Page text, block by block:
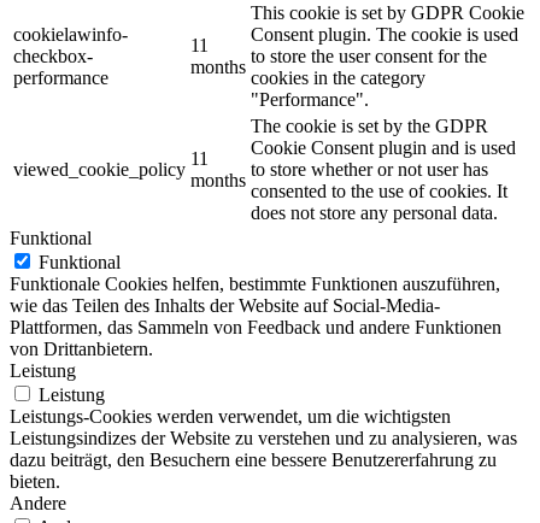
cookielawinfo-
checkbox-
performance
11
months
This cookie is set by GDPR Cookie
Consent plugin. The cookie is used
to store the user consent for the
cookies in the category
"Performance".
viewed_cookie_policy
11
months
The cookie is set by the GDPR
Cookie Consent plugin and is used
to store whether or not user has
consented to the use of cookies. It
does not store any personal data.
Funktional
Funktional
Funktionale Cookies helfen, bestimmte Funktionen auszuführen,
wie das Teilen des Inhalts der Website auf Social-Media-
Plattformen, das Sammeln von Feedback und andere Funktionen
von Drittanbietern.
Leistung
Leistung
Leistungs-Cookies werden verwendet, um die wichtigsten
Leistungsindizes der Website zu verstehen und zu analysieren, was
dazu beiträgt, den Besuchern eine bessere Benutzererfahrung zu
bieten.
Andere